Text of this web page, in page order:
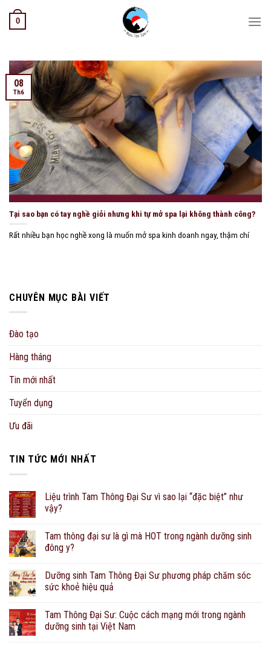
Skip
0
CHUYÊN MỤC BÀI VIẾT
Đào tạo
Hàng tháng
Tin mới nhất
Tuyển dụng
Ưu đãi
TIN TỨC MỚI NHẤT
Liệu trình Tam Thông Đại Sư vì sao lại “đặc biệt” như
vậy?
Tam thông đại sư là gì mà HOT trong ngành dưỡng sinh
đông y?
Dưỡng sinh Tam Thông Đại Sư phương pháp chăm sóc
sức khoẻ hiệu quả
Tam Thông Đại Sư: Cuộc cách mạng mới trong ngành
dưỡng sinh tại Việt Nam
Tại sao bạn có tay nghề giỏi nhưng khi tự mở spa lại không thành công?
Rất nhiều bạn học nghề xong là muốn mở spa kinh doanh ngay, thậm chí
08
Th6